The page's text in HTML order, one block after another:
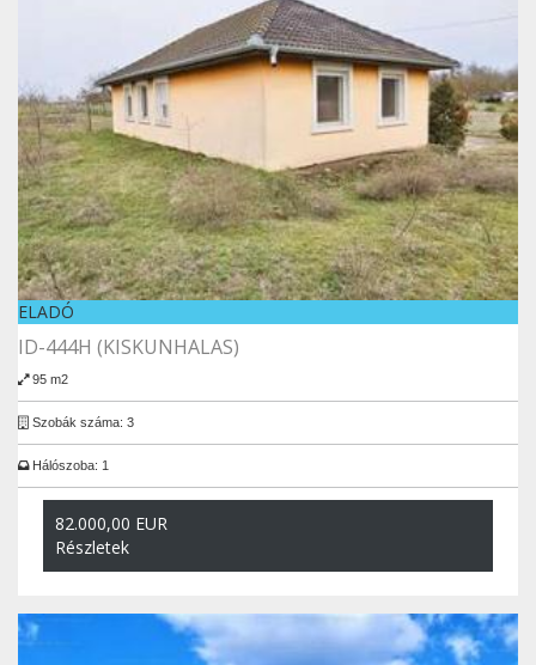
ELADÓ
ID-444H (KISKUNHALAS)
95 m2
Szobák száma: 3
Hálószoba: 1
82.000,00 EUR
Részletek